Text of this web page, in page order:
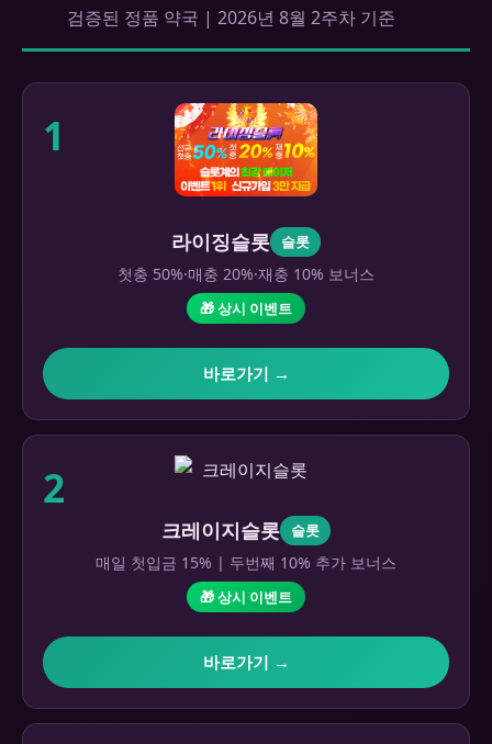
검증된 정품 약국 | 2026년 8월 2주차 기준
1
라이징슬롯 슬롯
첫충 50%·매충 20%·재충 10% 보너스
🎁 상시 이벤트
바로가기 →
2
크레이지슬롯 슬롯
매일 첫입금 15% | 두번째 10% 추가 보너스
🎁 상시 이벤트
바로가기 →